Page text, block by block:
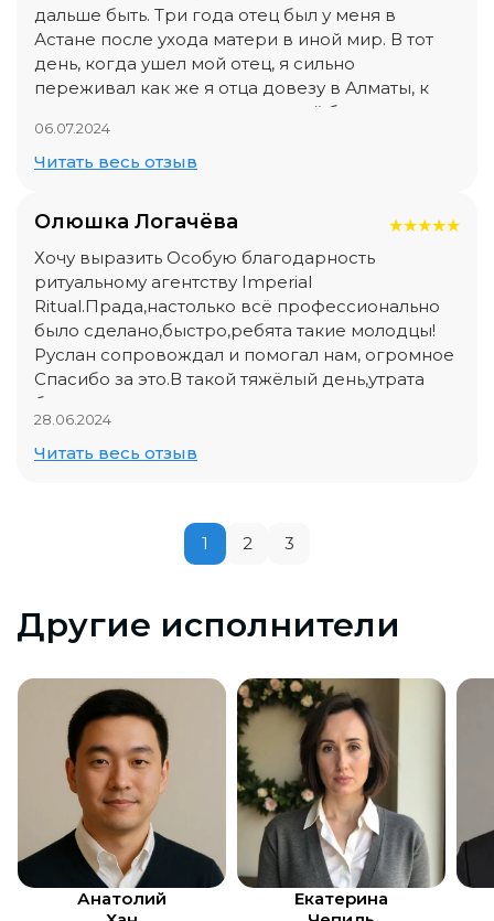
дальше быть. Три года отец был у меня в
Астане после ухода матери в иной мир. В тот
день, когда ушел мой отец, я сильно
переживал как же я отца довезу в Алматы, к
могиле матери, где рядом с ней было
приготовлено место для отца. Я боялся не
довезти отца, не знал на чем везти. Но, в этот
мне на помощь подоспел Руслан с ритуальной
услуги Империал. Буквально ОТ и ДО провел
всю процедуру прощания с отцом. РУСЛАН
продумал и просчитал детально всё.
Организовал вылет с Астаны, сам встретил нас
в Алматы. Я благодарен Руслану и Империал за
проведенную работу. Дай Аллах здоровья вам
и вашим близким. Рақмет көп көп сіздерге!!! Вы
проффесионалы своего дела!
06.07.2024
Читать весь отзыв
Олюшка Логачëва ★★★★★
Хочу выразить Особую благодарность
ритуальному агентству Imperial
Ritual.Прада,настолько всё профессионально
было сделано,быстро,ребята такие молодцы!
Руслан сопровождал и помогал нам, огромное
Спасибо за это.В такой тяжёлый день,утрата
близкого человека,когда очень сложно
собрать все мысли в одно целое,мы не
пожалели,а даже наоборот,что нам
реально,помогли,все сделали на высшем
уровне для того,чтобы проводить нашего папу
28.06.2024
Читать весь отзыв
1 2 3
Другие исполнители
Анатолий
Екатерина